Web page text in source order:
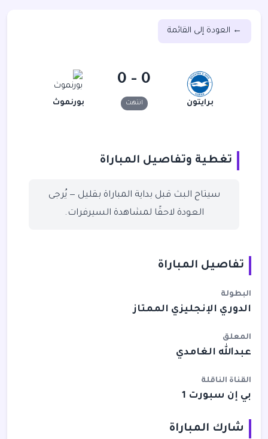
← العودة إلى القائمة
برايتون
0 - 0
انتهت بورنموث
تغطية وتفاصيل المباراة
سيتاح البث قبل بداية المباراة بقليل — يُرجى
العودة لاحقًا لمشاهدة السيرفرات.
تفاصيل المباراة
البطولة
الدوري الإنجليزي الممتاز
المعلق
عبدالله الغامدي
القناة الناقلة
بي إن سبورت 1
شارك المباراة